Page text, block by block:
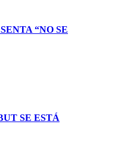
“NO SE
SE ESTÁ